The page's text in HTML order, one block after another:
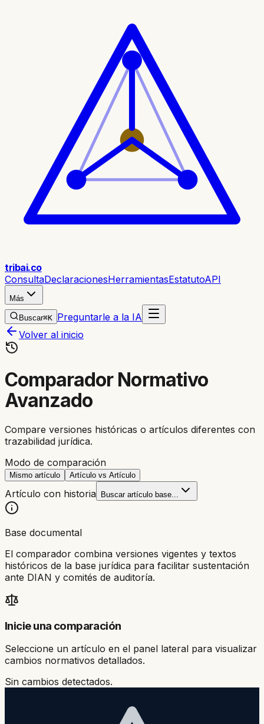
tribai.co
ConsultaDeclaracionesHerramientasEstatutoAPI
Más
Buscar⌘K Preguntarle a la IA
Volver al inicio
Comparador Normativo
Avanzado
Compare versiones históricas o artículos diferentes con
trazabilidad jurídica.
Modo de comparación
Mismo artículo Artículo vs Artículo
Artículo con historia Buscar artículo base...
Base documental
El comparador combina versiones vigentes y textos
históricos de la base jurídica para facilitar sustentación
ante DIAN y comités de auditoría.
Inicie una comparación
Seleccione un artículo en el panel lateral para visualizar
cambios normativos detallados.
Sin cambios detectados.